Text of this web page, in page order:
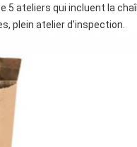
5 ateliers qui incluent la
plein atelier d'inspection.